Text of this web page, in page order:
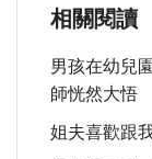
相關閱讀
男孩在幼兒
師恍然大悟
姐夫喜歡跟